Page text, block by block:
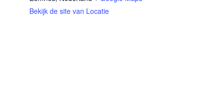
Bekijk de site van Locatie